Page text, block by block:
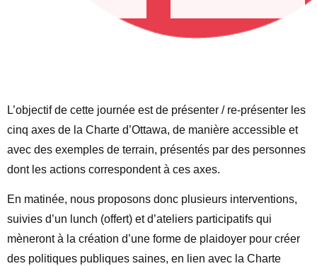
L’objectif de cette journée est de présenter / re-présenter les
cinq axes de la Charte d’Ottawa, de manière accessible et
avec des exemples de terrain, présentés par des personnes
dont les actions correspondent à ces axes.
En matinée, nous proposons donc plusieurs interventions,
suivies d’un lunch (offert) et d’ateliers participatifs qui
mèneront à la création d’une forme de plaidoyer pour créer
des politiques publiques saines, en lien avec la Charte